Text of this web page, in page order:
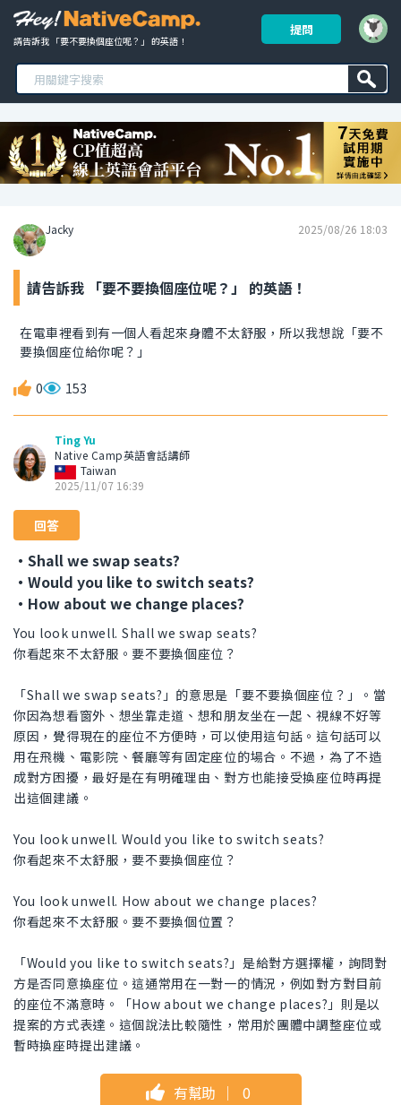
請告訴我 「要不要換個座位呢？」 的英語！
提問
Jacky 2025/08/26 18:03
請告訴我 「要不要換個座位呢？」 的英語！
在電車裡看到有一個人看起來身體不太舒服，所以我想說「要不
要換個座位給你呢？」
0 153
Ting Yu
Native Camp英語會話講師
Taiwan
2025/11/07 16:39
回答
・Shall we swap seats?
・Would you like to switch seats?
・How about we change places?
You look unwell. Shall we swap seats?
你看起來不太舒服。要不要換個座位？
「Shall we swap seats?」的意思是「要不要換個座位？」。當
你因為想看窗外、想坐靠走道、想和朋友坐在一起、視線不好等
原因，覺得現在的座位不方便時，可以使用這句話。這句話可以
用在飛機、電影院、餐廳等有固定座位的場合。不過，為了不造
成對方困擾，最好是在有明確理由、對方也能接受換座位時再提
出這個建議。
You look unwell. Would you like to switch seats?
你看起來不太舒服，要不要換個座位？
You look unwell. How about we change places?
你看起來不太舒服。要不要換個位置？
「Would you like to switch seats?」是給對方選擇權，詢問對
方是否同意換座位。這通常用在一對一的情況，例如對方對目前
的座位不滿意時。「How about we change places?」則是以
提案的方式表達。這個說法比較隨性，常用於團體中調整座位或
暫時換座時提出建議。
有幫助 ｜ 0